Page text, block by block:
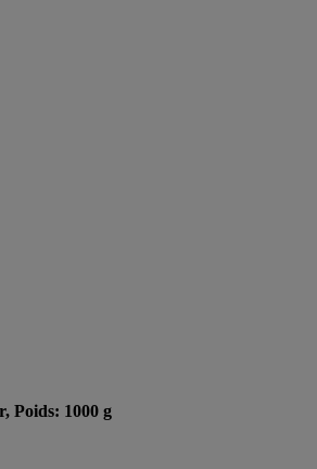
Poids: 1000 g